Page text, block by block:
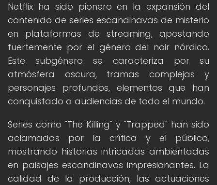
Netflix ha sido pionero en la expansión del
contenido de series escandinavas de misterio
en plataformas de streaming, apostando
fuertemente por el género del noir nórdico.
Este subgénero se caracteriza por su
atmósfera oscura, tramas complejas y
personajes profundos, elementos que han
conquistado a audiencias de todo el mundo.
Series como "The Killing" y "Trapped" han sido
aclamadas por la crítica y el público,
mostrando historias intricadas ambientadas
en paisajes escandinavos impresionantes. La
calidad de la producción, las actuaciones